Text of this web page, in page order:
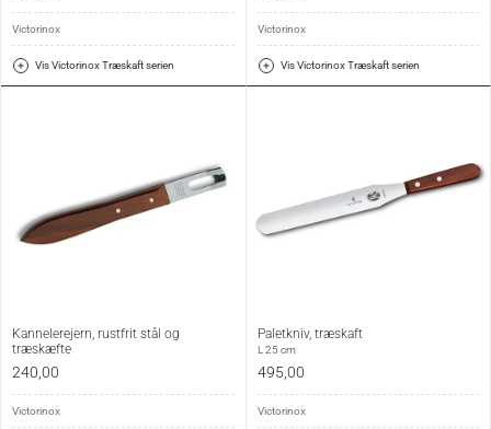
Victorinox
Vis Victorinox Træskaft serien
Victorinox
Vis Victorinox Træskaft serien
Kannelerejern, rustfrit stål og
træskæfte
240,00
Victorinox
Paletkniv, træskaft
L 25 cm
495,00
Victorinox